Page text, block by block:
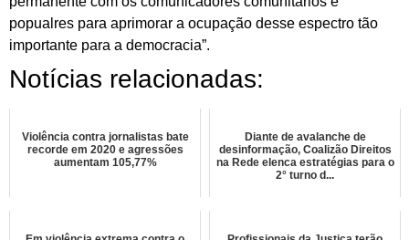
popualres para aprimorar a ocupação desse espectro tão
importante para a democracia”.
Notícias relacionadas:
Violência contra jornalistas bate
recorde em 2020 e agressões
aumentam 105,77%
Diante de avalanche de
desinformação, Coalizão Direitos
na Rede elenca estratégias para o
2° turno d...